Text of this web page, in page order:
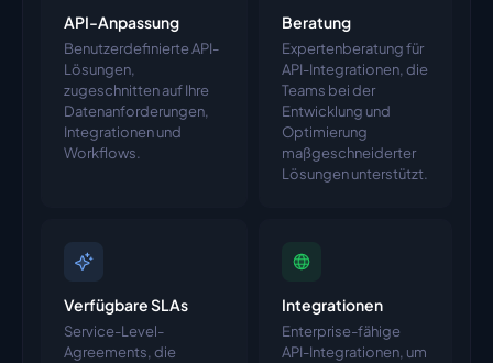
API-Anpassung
Benutzerdefinierte API-
Lösungen,
zugeschnitten auf Ihre
Datenanforderungen,
Integrationen und
Workflows.
Beratung
Expertenberatung für
API-Integrationen, die
Teams bei der
Entwicklung und
Optimierung
maßgeschneiderter
Lösungen unterstützt.
Verfügbare SLAs
Service-Level-
Agreements, die
Integrationen
Enterprise-fähige
API-Integrationen, um